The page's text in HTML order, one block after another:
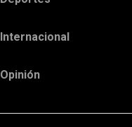
Internacional
Opinión